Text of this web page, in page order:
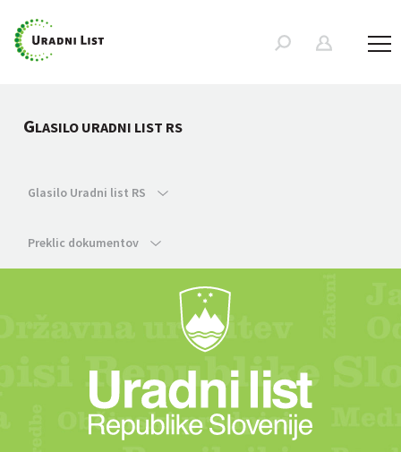
GLASILO URADNI LIST RS
Glasilo Uradni list RS
Preklic dokumentov